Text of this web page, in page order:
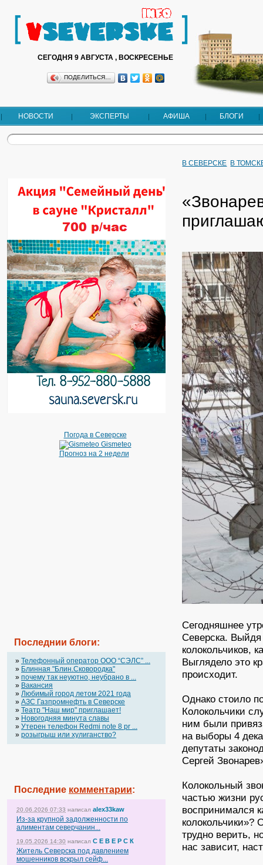
СЕГОДНЯ 9 АВГУСТА , ВОСКРЕСЕНЬЕ
ПОДЕЛИТЬСЯ…
НОВОСТИ ЭКСПЕРТЫ АФИША БЛОГИ
Погода в Северске
Gismeteo
Прогноз на 2 недели
Последнии блоги:
» Телефонный оператор OOO “СЭЛС” ...
» Блинная "Блин.Сковородка"
» почему так неуютно, неубрано в ...
» Вакансия
» Любимый город летом 2021 года
» АЗС Газпромнефть в Северске
» Театр "Наш мир" приглашает!
» Новогодняя минута славы
» Утерен телефон Redmi note 8 pr ...
» розыгрыш или хулиганство?
Последние комментарии:
20.06.2026 07:33 написал alex33kaw
Из-за крупной задолженности по
алиментам северчанин...
19.05.2026 14:30 написал С Е В Е Р С К
Житель Северска под давлением
мошенников вскрыл сейф...
В СЕВЕРСКЕ В
Сегодняшнее
Северска.
колокольчиков,
Выглядело это
происходит.
Однако стоило
Колокольчики
ним были
на выборы 4
депутаты
Сергей
Колокольный
частью жизни
воспринимался
трудно верить,
нас зависит,